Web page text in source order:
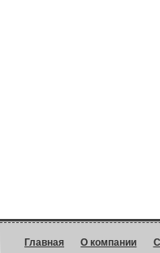
Главная О компании